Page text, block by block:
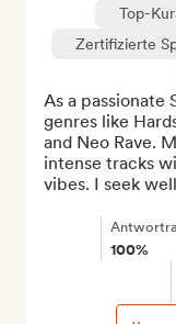
Top-
Zertifizierte
As a passionate
genres like
and Neo Rave.
intense tracks
vibes. I seek
100%